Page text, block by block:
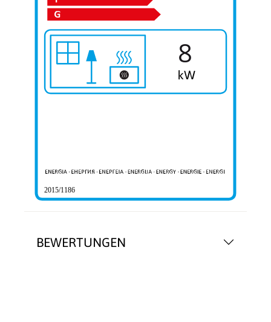
BEWERTUNGEN
2015/1186
8